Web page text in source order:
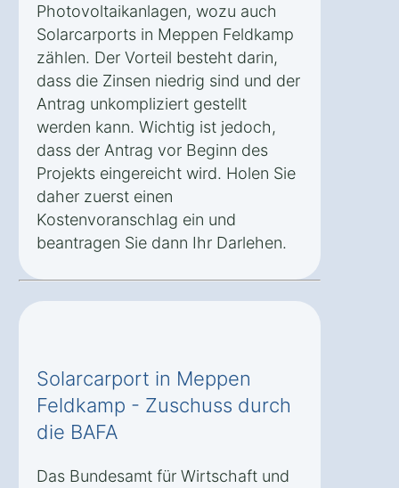
Photovoltaikanlagen, wozu auch
Solarcarports in Meppen Feldkamp
zählen. Der Vorteil besteht darin,
dass die Zinsen niedrig sind und der
Antrag unkompliziert gestellt
werden kann. Wichtig ist jedoch,
dass der Antrag vor Beginn des
Projekts eingereicht wird. Holen Sie
daher zuerst einen
Kostenvoranschlag ein und
beantragen Sie dann Ihr Darlehen.
Solarcarport in Meppen
Feldkamp - Zuschuss durch
die BAFA
Das Bundesamt für Wirtschaft und